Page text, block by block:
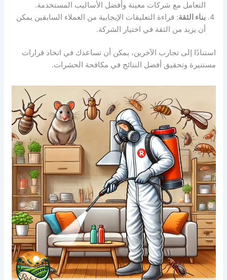
التعامل مع شركات معينة وأفضل الأساليب المستخدمة.
بناء الثقة: قراءة التعليقات الإيجابية من العملاء السابقين يمكن
أن يزيد من الثقة في اختيار الشركة.
استنادًا إلى تجارب الآخرين، يمكن أن تساعدك في اتخاذ قرارات
مستنيرة وتحقيق أفضل النتائج في مكافحة الحشرات.